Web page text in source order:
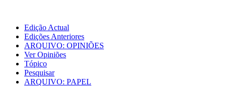
Edição Actual
Edições Anteriores
ARQUIVO: OPINIÕES
Ver Opiniões
Tópico
Pesquisar
ARQUIVO: PAPEL